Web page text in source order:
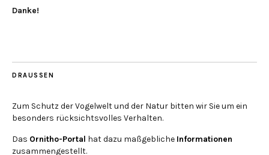
Danke!
DRAUSSEN
Zum Schutz der Vogelwelt und der Natur bitten wir Sie um ein
besonders rücksichtsvolles Verhalten.
Das Ornitho-Portal hat dazu maßgebliche Informationen
zusammengestellt.